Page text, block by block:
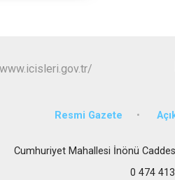
Resmi Gazete
Cumhuriyet Mahallesi İnönü
0 474